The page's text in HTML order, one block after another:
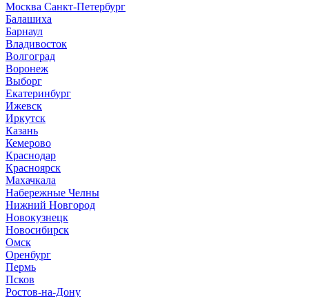
Москва Санкт-Петербург
Балашиха
Барнаул
Владивосток
Волгоград
Воронеж
Выборг
Екатеринбург
Ижевск
Иркутск
Казань
Кемерово
Краснодар
Красноярск
Махачкала
Набережные Челны
Нижний Новгород
Новокузнецк
Новосибирск
Омск
Оренбург
Пермь
Псков
Ростов-на-Дону